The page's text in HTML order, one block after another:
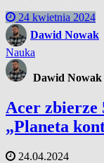
24 kwietnia 2024
Dawid Nowak
Nauka
Dawid Nowak
Acer zbierze
„Planeta
24.04.2024